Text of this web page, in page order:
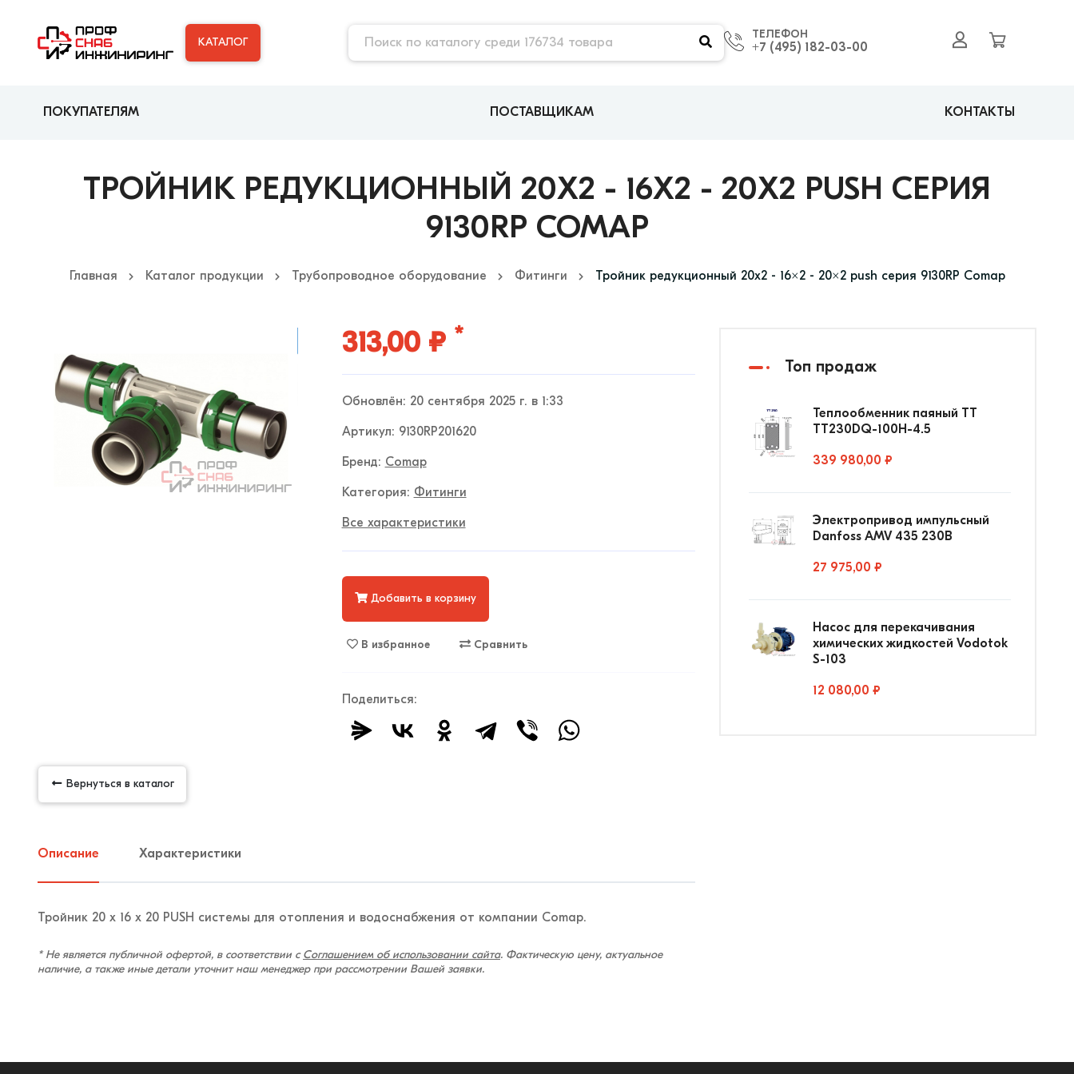
КАТАЛОГ
ТЕЛЕФОН
+7 (495) 182-03-00
ПОКУПАТЕЛЯМ ПОСТАВЩИКАМ КОНТАКТЫ
Главная Каталог продукции Трубопроводное оборудование Фитинги Тройник редукционный 20x2 - 16x2 - 20x2 push серия 9130RP Comap
ТРОЙНИК РЕДУКЦИОННЫЙ 20X2 - 16X2 - 20X2 PUSH СЕРИЯ
9130RP COMAP
313,00 ₽ *
Обновлён: 20 сентября 2025 г. в 1:33
Артикул: 9130RP201620
Бренд: Comap
Категория: Фитинги
Все характеристики
Добавить в корзину
В избранное Сравнить
Поделиться:
Вернуться в каталог
Описание Характеристики
Тройник 20 х 16 х 20 PUSH системы для отопления и водоснабжения от компании Comap.
* Не является публичной офертой, в соответствии с Соглашением об использовании сайта. Фактическую цену, актуальное
наличие, а также иные детали уточнит наш менеджер при рассмотрении Вашей заявки.
Топ продаж
Теплообменник паяный ТТ
ТТ230DQ-100Н-4.5
339 980,00 ₽
Электропривод импульсный
Danfoss AMV 435 230В
27 975,00 ₽
Насос для перекачивания
химических жидкостей Vodotok
S-103
12 080,00 ₽